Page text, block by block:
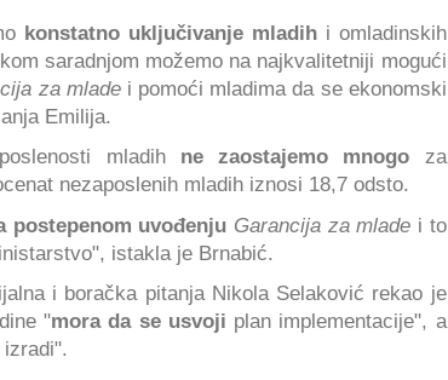
konstatno uključivanje mladih i omladinskih
saradnjom možemo na najkvalitetniji mogući
za mladei pomoći mladima da se ekonomski
Emilija.
mladih ne zaostajemo mnogo za
nezaposlenih mladih iznosi 18,7 odsto.
uvođenju Garancija za mlade i to
istakla je Brnabić.
i boračka pitanja Nikola Selaković rekao je
"mora da se usvoji plan implementacije", a